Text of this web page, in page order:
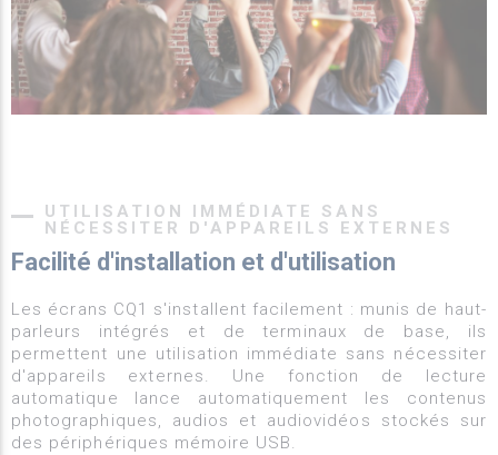
UTILISATION IMMÉDIATE SANS
NÉCESSITER D'APPAREILS EXTERNES
Facilité d'installation et d'utilisation
Les écrans CQ1 s'installent facilement : munis de haut-
parleurs intégrés et de terminaux de base, ils
permettent une utilisation immédiate sans nécessiter
d'appareils externes. Une fonction de lecture
automatique lance automatiquement les contenus
photographiques, audios et audiovidéos stockés sur
des périphériques mémoire USB.